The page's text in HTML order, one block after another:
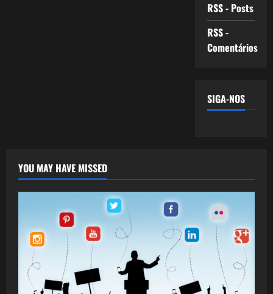
RSS - Posts
RSS -
Comentários
SIGA-NOS
YOU MAY HAVE MISSED